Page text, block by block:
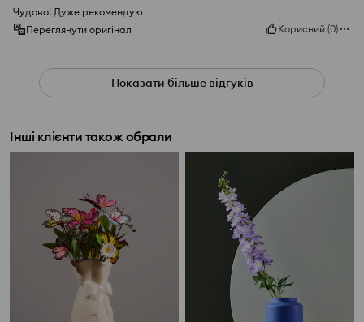
Чудово! Дуже рекомендую
Переглянути оригінал
Корисний (0)
Показати більше відгуків
Інші клієнти також обрали